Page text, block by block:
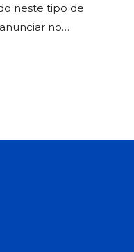
neste tipo de
no…